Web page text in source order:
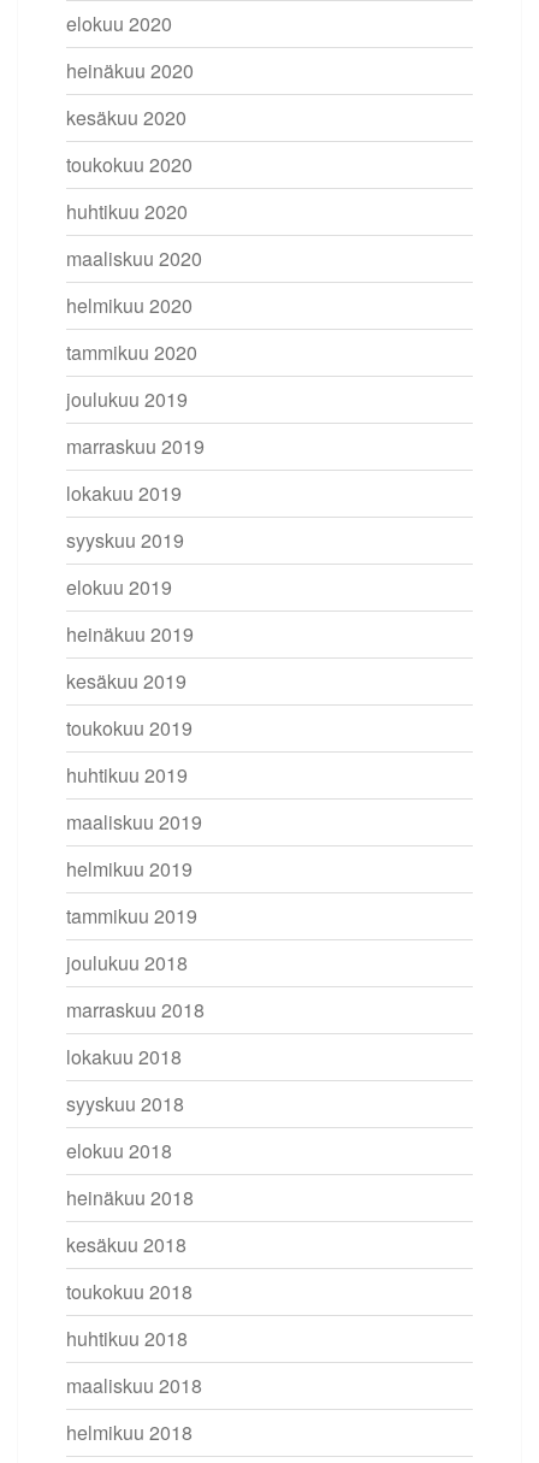
elokuu 2020
heinäkuu 2020
kesäkuu 2020
toukokuu 2020
huhtikuu 2020
maaliskuu 2020
helmikuu 2020
tammikuu 2020
joulukuu 2019
marraskuu 2019
lokakuu 2019
syyskuu 2019
elokuu 2019
heinäkuu 2019
kesäkuu 2019
toukokuu 2019
huhtikuu 2019
maaliskuu 2019
helmikuu 2019
tammikuu 2019
joulukuu 2018
marraskuu 2018
lokakuu 2018
syyskuu 2018
elokuu 2018
heinäkuu 2018
kesäkuu 2018
toukokuu 2018
huhtikuu 2018
maaliskuu 2018
helmikuu 2018